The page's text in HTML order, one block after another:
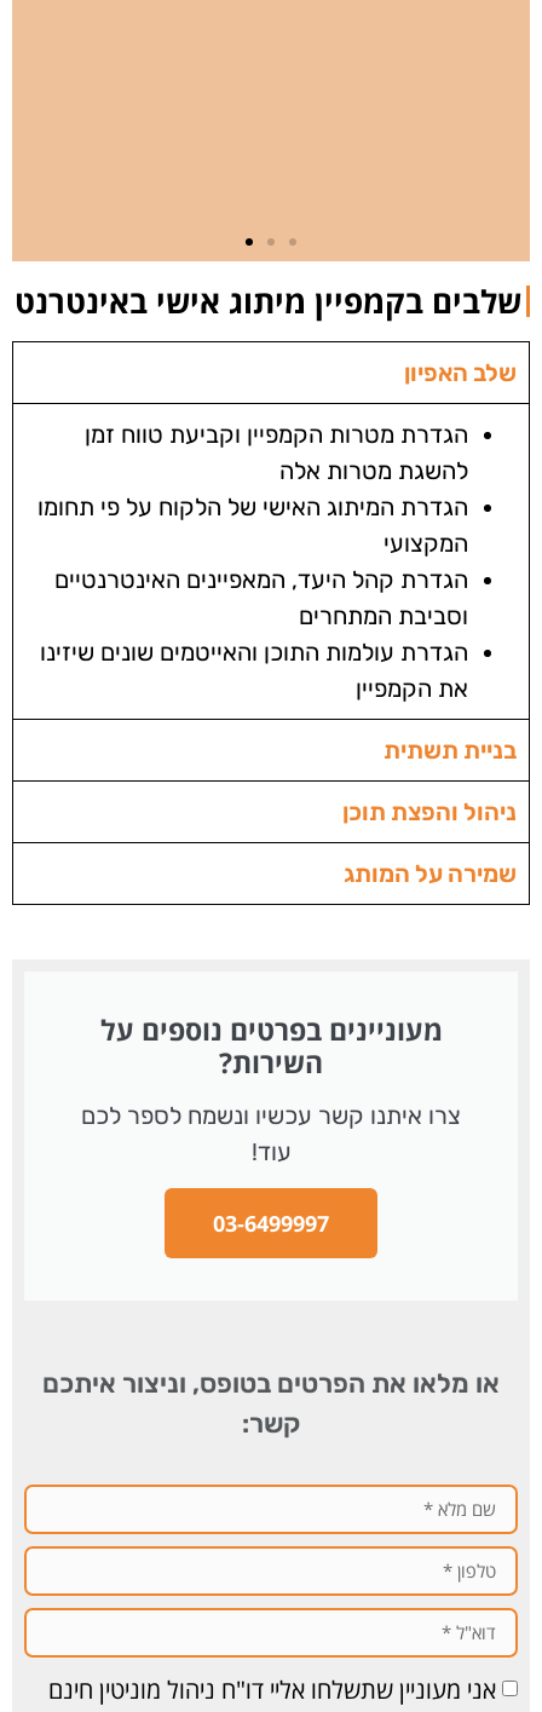
שלבים בקמפיין מיתוג אישי באינטרנט
שלב האפיון
הגדרת מטרות הקמפיין וקביעת טווח זמן
להשגת מטרות אלה
הגדרת המיתוג האישי של הלקוח על פי תחומו
המקצועי
הגדרת קהל היעד, המאפיינים האינטרנטיים
וסביבת המתחרים
הגדרת עולמות התוכן והאייטמים שונים שיזינו
את הקמפיין
בניית תשתית
ניהול והפצת תוכן
שמירה על המותג
מעוניינים בפרטים נוספים על
השירות?
צרו איתנו קשר עכשיו ונשמח לספר לכם
עוד!
03-6499997
או מלאו את הפרטים בטופס, וניצור איתכם
קשר:
אני מעוניין שתשלחו אליי דו"ח ניהול מוניטין חינם